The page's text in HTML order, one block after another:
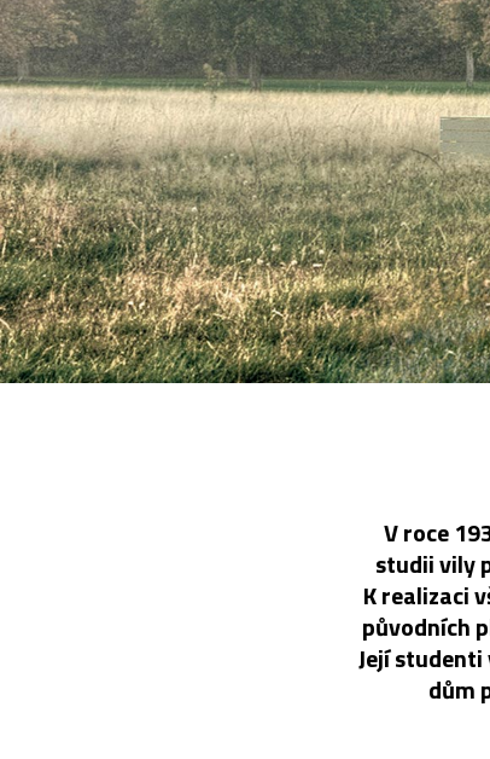
V roce
studii vily
K realizaci
původních
Její
dům